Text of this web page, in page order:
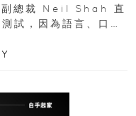
總裁 Neil Shah 直
試，因為語言、口音